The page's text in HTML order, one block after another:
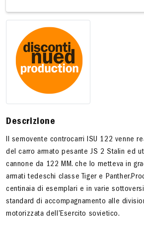
Descrizione
Il semovente controcarri ISU 122 venne
del carro armato pesante JS 2 Stalin ed
cannone da 122 MM. che lo metteva in
armati tedeschi classe Tiger e
centinaia di esemplari e in varie
standard di accompagnamento alle
motorizzata dell’Esercito sovietico.